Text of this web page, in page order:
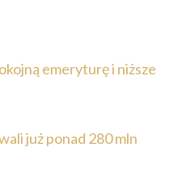
emeryturę ​​​​​​​i niższe
już ponad 280 mln